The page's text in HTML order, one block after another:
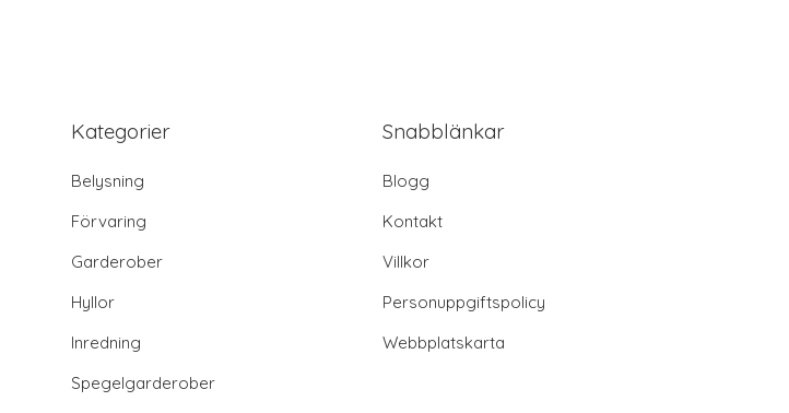
Kategorier
Belysning
Förvaring
Garderober
Hyllor
Inredning
Spegelgarderober
Snabblänkar
Blogg
Kontakt
Villkor
Personuppgiftspolicy
Webbplatskarta